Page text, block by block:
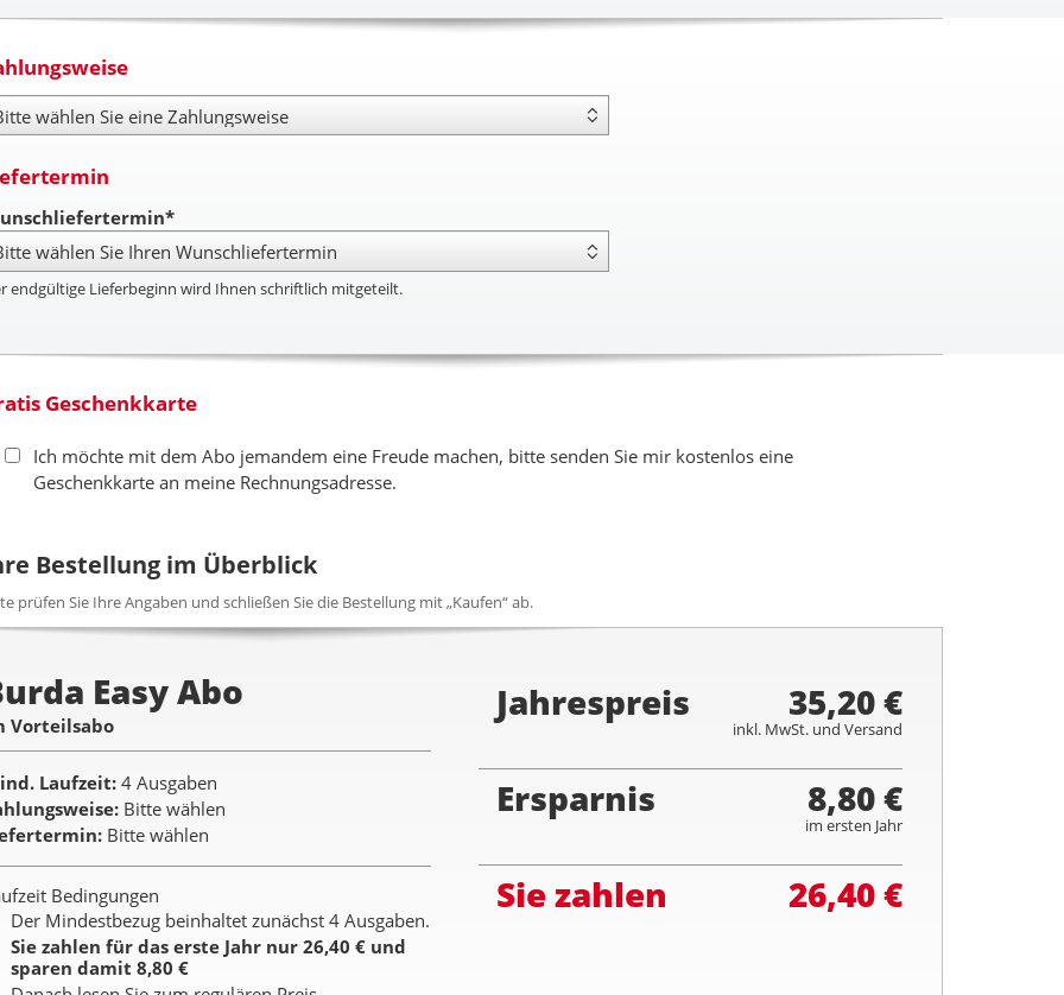
endgültige Lieferbeginn wird Ihnen schriftlich mitgeteilt.
Geschenkkarte
Ich möchte mit dem Abo jemandem eine Freude machen, bitte senden Sie mir kostenlos eine
Geschenkkarte an meine Rechnungsadresse.
Bestellung im Überblick
prüfen Sie Ihre Angaben und schließen Sie die Bestellung mit „Kaufen“ ab.
Easy Abo
Vorteilsabo
Laufzeit 4 Ausgaben
Bitte wählen
Bitte wählen
Bedingungen
Der Mindestbezug beinhaltet zunächst 4 Ausgaben.
Sie zahlen für das erste Jahr nur 26,40 € und
sparen damit 8,80 €
Jahrespreis 35,20 €
inkl. MwSt. und Versand
Ersparnis 8,80 €
im ersten Jahr
Sie zahlen 26,40 €